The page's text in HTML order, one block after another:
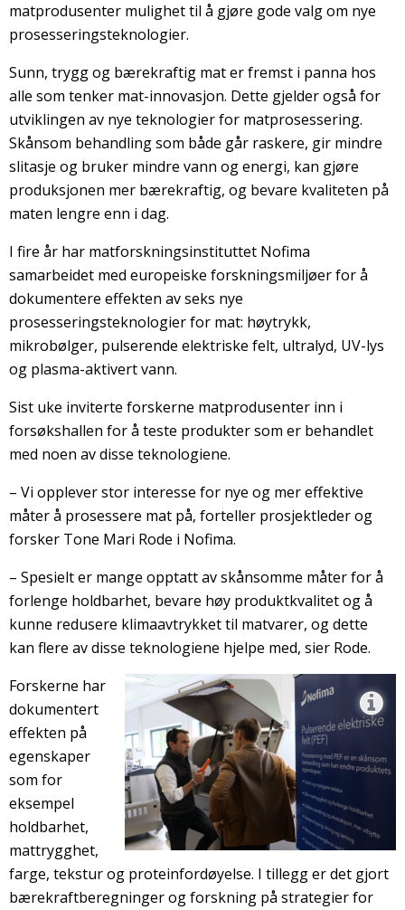
matprodusenter mulighet til å gjøre gode valg om nye
prosesseringsteknologier.
Sunn, trygg og bærekraftig mat er fremst i panna hos
alle som tenker mat-innovasjon. Dette gjelder også for
utviklingen av nye teknologier for matprosessering.
Skånsom behandling som både går raskere, gir mindre
slitasje og bruker mindre vann og energi, kan gjøre
produksjonen mer bærekraftig, og bevare kvaliteten på
maten lengre enn i dag.
I fire år har matforskningsinstituttet Nofima
samarbeidet med europeiske forskningsmiljøer for å
dokumentere effekten av seks nye
prosesseringsteknologier for mat: høytrykk,
mikrobølger, pulserende elektriske felt, ultralyd, UV-lys
og plasma-aktivert vann.
Sist uke inviterte forskerne matprodusenter inn i
forsøkshallen for å teste produkter som er behandlet
med noen av disse teknologiene.
– Vi opplever stor interesse for nye og mer effektive
måter å prosessere mat på, forteller prosjektleder og
forsker Tone Mari Rode i Nofima.
– Spesielt er mange opptatt av skånsomme måter for å
forlenge holdbarhet, bevare høy produktkvalitet og å
kunne redusere klimaavtrykket til matvarer, og dette
kan flere av disse teknologiene hjelpe med, sier Rode.
Forskerne har
dokumentert
effekten på
egenskaper
som for
eksempel
holdbarhet,
mattrygghet,
farge, tekstur og proteinfordøyelse. I tillegg er det gjort
bærekraftberegninger og forskning på strategier for